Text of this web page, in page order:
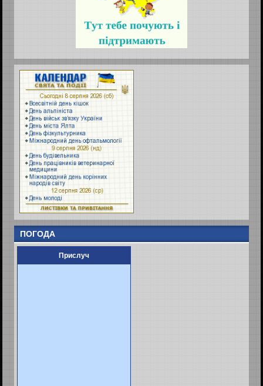
ПОГОДА
Прислуч